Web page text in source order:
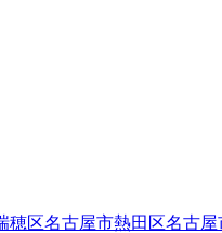
穂区名古屋市熱田区名古屋